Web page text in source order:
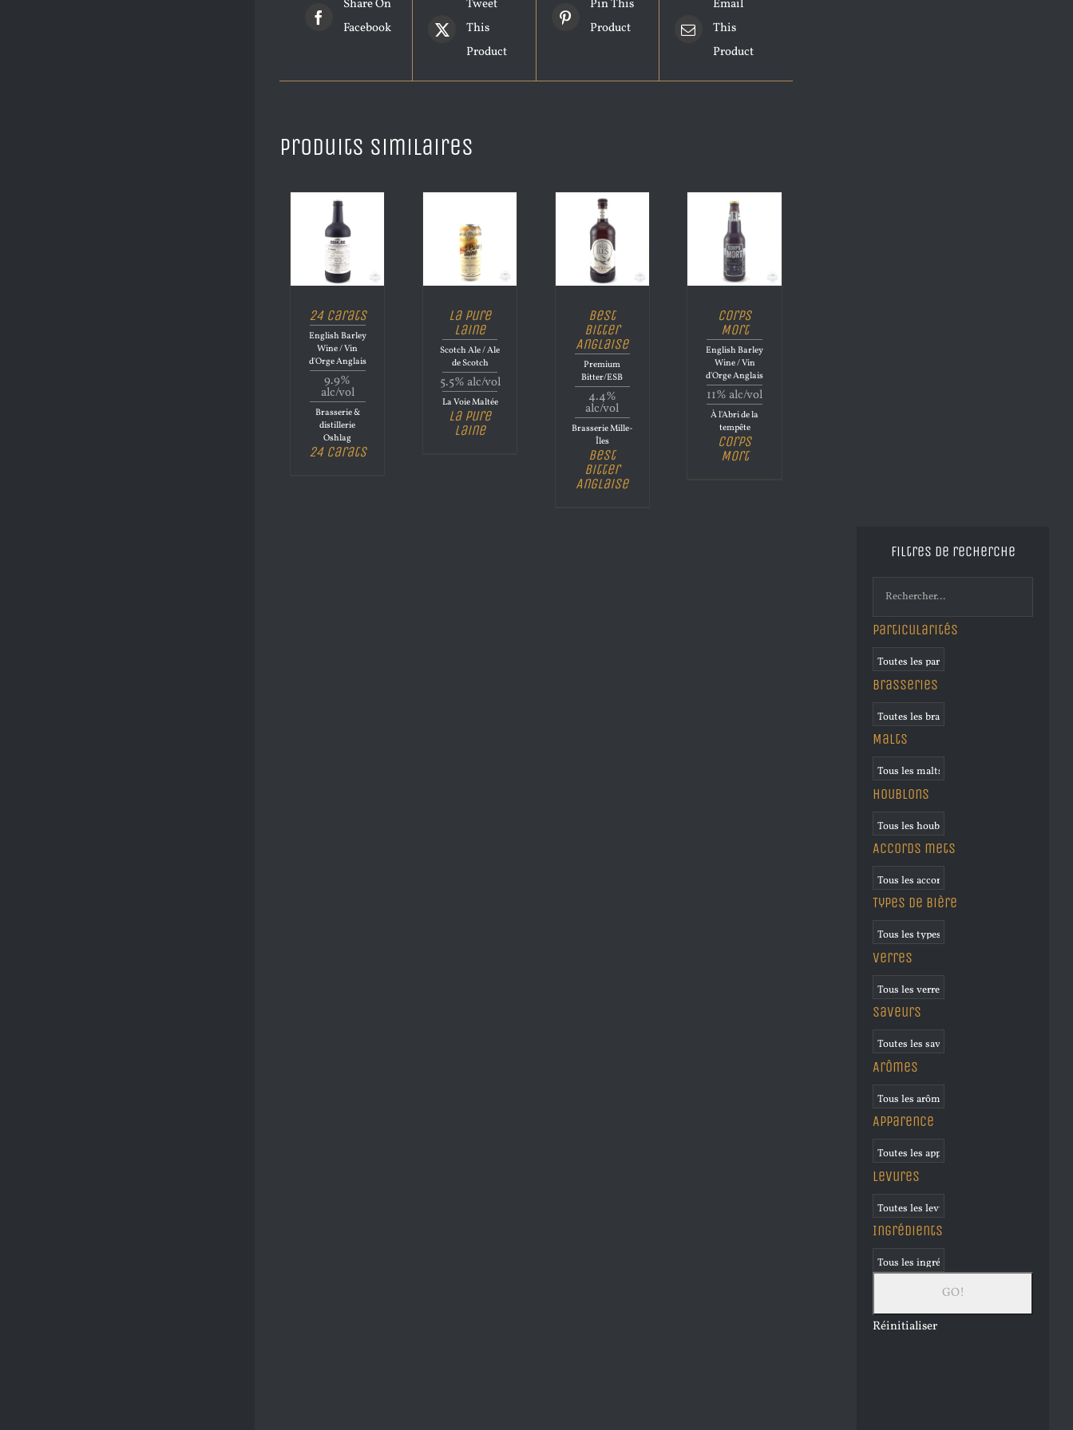
Share On
Facebook
Tweet
This
Product
Pin This
Product
Email
This
Product
Produits similaires
24 Carats
English Barley
Wine / Vin
d'Orge Anglais
9.9%
alc/vol
Brasserie &
distillerie
Oshlag
24 Carats
La Pure
Laine
Scotch Ale / Ale
de Scotch
5.5% alc/vol
La Voie Maltée
La Pure
Laine
Best
Bitter
Anglaise
Premium
Bitter/ESB
4.4%
alc/vol
Brasserie Mille-
Îles
Best
Bitter
Anglaise
Corps
Mort
English Barley
Wine / Vin
d'Orge Anglais
11% alc/vol
À l'Abri de la
tempête
Corps
Mort
Filtres de recherche
Particularités
Brasseries
Malts
Houblons
Accords mets
Types de bière
Verres
Saveurs
Arômes
Apparence
Levures
Ingrédients
Réinitialiser